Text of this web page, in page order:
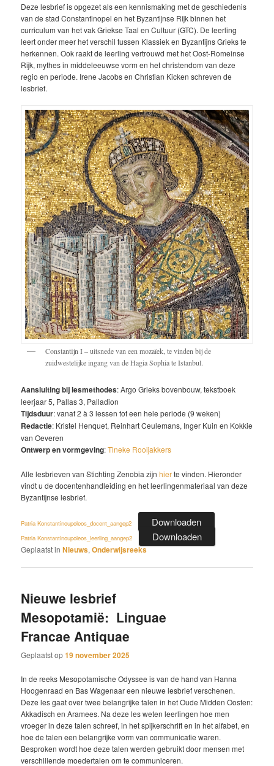
Deze lesbrief is opgezet als een kennismaking met de geschiedenis
van de stad Constantinopel en het Byzantijnse Rijk binnen het
curriculum van het vak Griekse Taal en Cultuur (GTC). De leerling
leert onder meer het verschil tussen Klassiek en Byzantijns Grieks te
herkennen. Ook raakt de leerling vertrouwd met het Oost-Romeinse
Rijk, mythes in middeleeuwse vorm en het christendom van deze
regio en periode. Irene Jacobs en Christian Kicken schreven de
lesbrief.
Constantijn I – uitsnede van een mozaïek, te vinden bij de
zuidwestelijke ingang van de Hagia Sophia te Istanbul.
Aansluiting bij lesmethodes: Argo Grieks bovenbouw, tekstboek
leerjaar 5, Pallas 3, Palladion
Tijdsduur: vanaf 2 à 3 lessen tot een hele periode (9 weken)
Redactie: Kristel Henquet, Reinhart Ceulemans, Inger Kuin en Kokkie
van Oeveren
Ontwerp en vormgeving:Tineke Rooijakkers
Alle lesbrieven van Stichting Zenobia zijnhierte vinden. Hieronder
vindt u de docentenhandleiding en het leerlingenmateriaal van deze
Byzantijnse lesbrief.
Patria Konstantinoupoleos_docent_aangep2 Downloaden
Patria Konstantinoupoleos_leerling_aangep2 Downloaden
Geplaatst in Nieuws,Onderwijsreeks
Nieuwe lesbrief
Mesopotamië: Linguae
Francae Antiquae
Geplaatst op19 november 2025
In de reeks Mesopotamische Odyssee is van de hand van Hanna
Hoogenraad en Bas Wagenaar een nieuwe lesbrief verschenen.
Deze les gaat over twee belangrijke talen in het Oude Midden Oosten:
Akkadisch en Aramees. Na deze les weten leerlingen hoe men
vroeger in deze talen schreef, in het spijkerschrift en in het alfabet, en
hoe de talen een belangrijke vorm van communicatie waren.
Besproken wordt hoe deze talen werden gebruikt door mensen met
verschillende moedertalen om te communiceren.